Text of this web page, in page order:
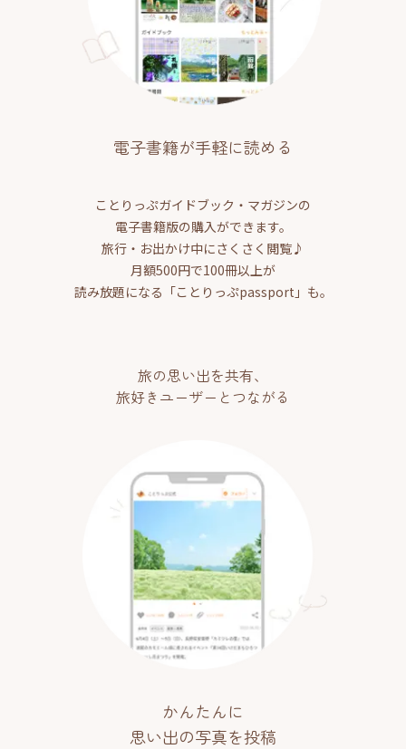
電子書籍が手軽に読める
ことりっぷガイドブック・マガジンの
電子書籍版の購入ができます。
旅行・お出かけ中にさくさく閲覧♪
月額500円で100冊以上が
読み放題になる「ことりっぷpassport」も。
旅の思い出を共有、
旅好きユーザーとつながる
かんたんに
思い出の写真を投稿